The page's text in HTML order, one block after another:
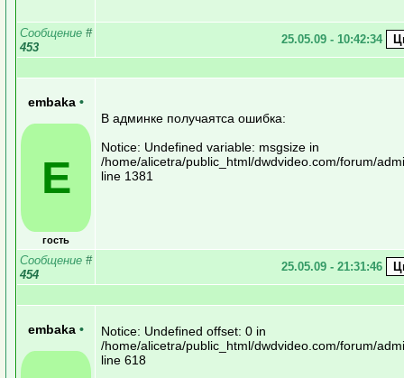
Сообщение #
453
25.05.09 - 10:42:34
embaka •
E
гость
В админке получаятса ошибка:
Notice: Undefined variable: msgsize in
/home/alicetra/public_html/dwdvideo.com/forum/
line 1381
Сообщение #
454
25.05.09 - 21:31:46
embaka •
Notice: Undefined offset: 0 in
/home/alicetra/public_html/dwdvideo.com/forum/
line 618